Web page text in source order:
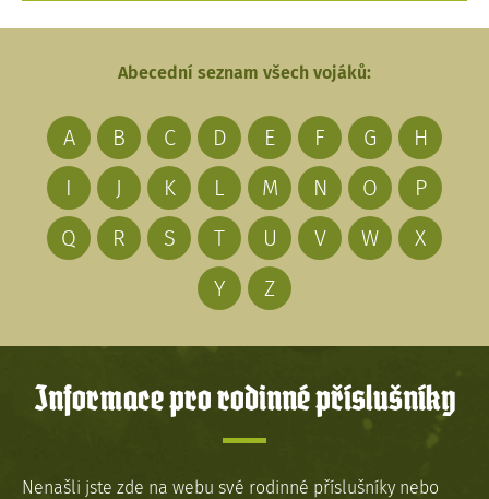
Abecední seznam všech vojáků:
A B C D E F G
H
I
J K L M N O
P
Q
R S T U V W
X
Y
Z
Informace pro rodinné příslušníky
Nenašli jste zde na webu své rodinné příslušníky nebo